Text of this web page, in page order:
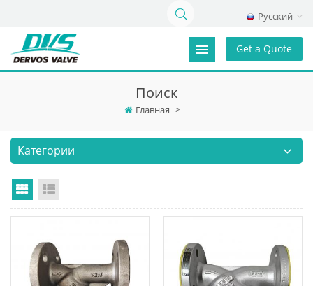
Русский
Get a Quote
Поиск
Главная >
Категории
Grid View